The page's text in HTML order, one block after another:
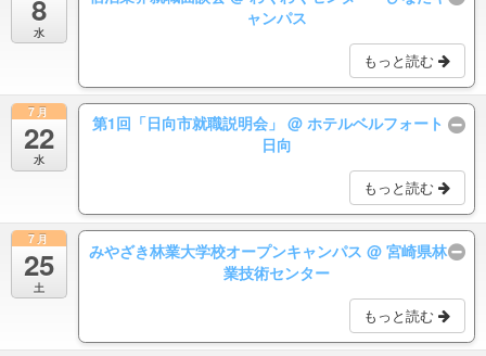
8
水
ャンパス
もっと読む
7月
22
水
第1回「日向市就職説明会」 @ ホテルベルフォート
日向
もっと読む
7月
25
土
みやざき林業大学校オープンキャンパス @ 宮崎県林
業技術センター
もっと読む